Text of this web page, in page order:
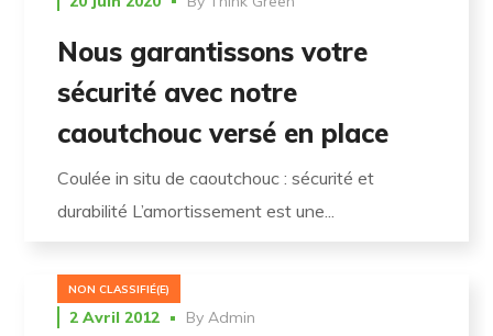
Nous garantissons votre
sécurité avec notre
caoutchouc versé en place
Coulée in situ de caoutchouc : sécurité et
durabilité L’amortissement est une...
NON CLASSIFIÉ(E)
2 Avril 2012 ByAdmin